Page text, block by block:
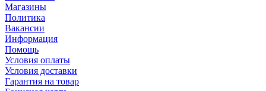
Магазины
Политика
Вакансии
Информация
Помощь
Условия оплаты
Условия доставки
Гарантия на товар